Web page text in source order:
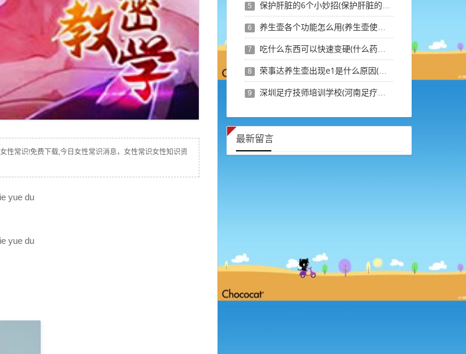
性常识!免费下载,今日女性常识消息，女性常识女性知识资
yue du
yue du
5 保护肝脏的6个小妙招(保护肝脏的最佳穴位)
6 养生壶各个功能怎么用(养生壶使用说明书图文)
7 吃什么东西可以快速变硬(什么药吃了会一直硬)
8 荣事达养生壶出现e1是什么原因(养生壶显示e1是哪坏了)
9 深圳足疗技师培训学校(河南足疗技师培训学校)
最新留言